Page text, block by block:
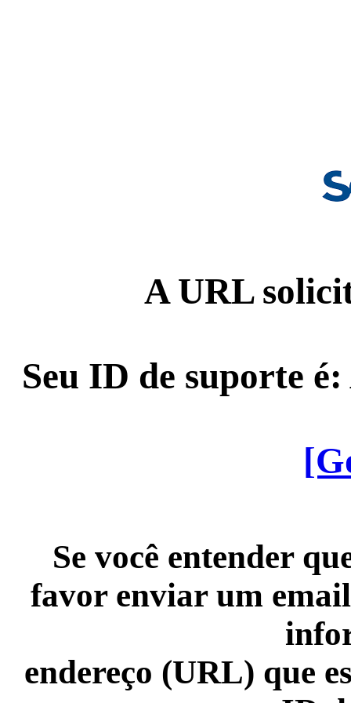
A URL
Seu ID de suporte
Se você entender
favor enviar um
endereço (URL) que